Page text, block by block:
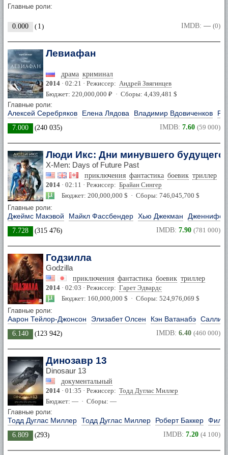
Главные роли:
0.000 ( 1) IMDB: — (0)
Левиафан
драма криминал
2014 · 02:21 · Режиссер: Андрей Звягинцев
Бюджет: 220,000,000 ₽ · Сборы: 4,439,481 $
Главные роли:
Алексей Серебряков Елена Лядова Владимир Вдовиченков
7.000 (240 035) IMDB: 7.60 (59 000)
Люди Икс: Дни минувшего будущего
X-Men: Days of Future Past
приключения фантастика боевик триллер
2014 · 02:11 · Режиссер: Брайан Сингер
Бюджет: 200,000,000 $ · Сборы: 746,045,700 $
Главные роли:
Джеймс Макэвой Майкл Фассбендер Хью Джекман Дженнифер
7.728 (315 476) IMDB: 7.90 (781 000)
Годзилла
Godzilla
приключения фантастика боевик триллер
2014 · 02:03 · Режиссер: Гарет Эдвардс
Бюджет: 160,000,000 $ · Сборы: 524,976,069 $
Главные роли:
Аарон Тейлор-Джонсон Элизабет Олсен Кэн Ватанабэ Салли
6.140 (123 942) IMDB: 6.40 (460 000)
Динозавр 13
Dinosaur 13
документальный
2014 · 01:35 · Режиссер: Тодд Дуглас Миллер
Бюджет: — · Сборы: —
Главные роли:
Тодд Дуглас Миллер Тодд Дуглас Миллер Роберт Баккер
6.809 (293) IMDB: 7.20 (4 100)